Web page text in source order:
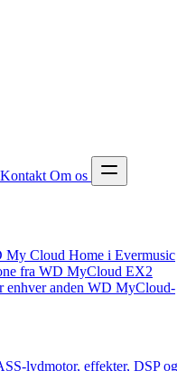
Kontakt Om os
lydmotor, effekter, DSP
Cloud Home i Evermusic
fra WD MyCloud EX2
anden WD MyCloud-